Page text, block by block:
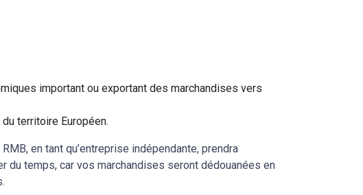
important ou exportant des marchandises vers
territoire Européen.
en tant qu’entreprise indépendante, prendra
du temps, car vos marchandises seront dédouanées en